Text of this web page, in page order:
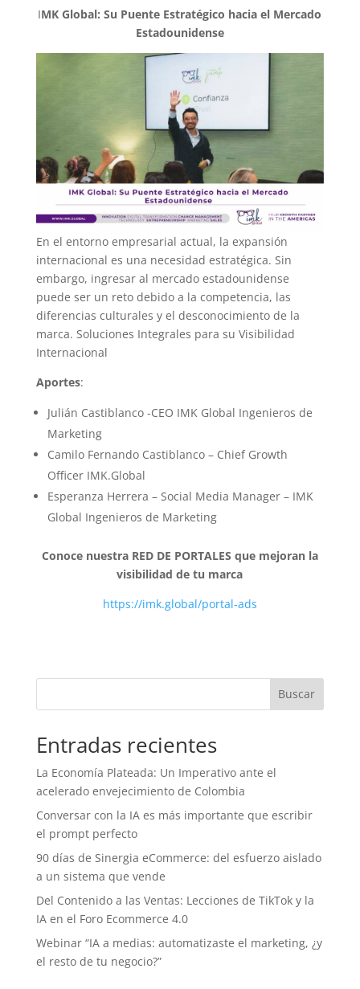
IMK Global: Su Puente Estratégico hacia el Mercado
Estadounidense
En el entorno empresarial actual, la expansión
internacional es una necesidad estratégica. Sin
embargo, ingresar al mercado estadounidense
puede ser un reto debido a la competencia, las
diferencias culturales y el desconocimiento de la
marca. Soluciones Integrales para su Visibilidad
Internacional
Aportes:
Julián Castiblanco -CEO IMK Global Ingenieros de
Marketing
Camilo Fernando Castiblanco – Chief Growth
Officer IMK.Global
Esperanza Herrera – Social Media Manager – IMK
Global Ingenieros de Marketing
Conoce nuestra RED DE PORTALES que mejoran la
visibilidad de tu marca
https://imk.global/portal-ads
Buscar
Entradas recientes
La Economía Plateada: Un Imperativo ante el
acelerado envejecimiento de Colombia
Conversar con la IA es más importante que escribir
el prompt perfecto
90 días de Sinergia eCommerce: del esfuerzo aislado
a un sistema que vende
Del Contenido a las Ventas: Lecciones de TikTok y la
IA en el Foro Ecommerce 4.0
Webinar “IA a medias: automatizaste el marketing, ¿y
el resto de tu negocio?”